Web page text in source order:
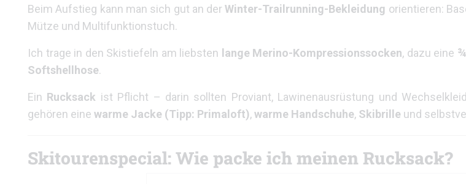
Beim Aufstieg kann man sich gut an derWinter-Trailrunning-Bekleidung orientieren:
Mütze und Multifunktionstuch.
Ich trage in den Skistiefeln am liebsten lange Merino-Kompressionssocken, dazu eine
Softshellhose.
Ein Rucksack ist Pflicht – darin sollten Proviant, Lawinenausrüstung und
gehören eine warme Jacke (Tipp: Primaloft),warme Handschuhe, Skibrille und
Skitourenspecial: Wie packe ich meinen Rucksack?